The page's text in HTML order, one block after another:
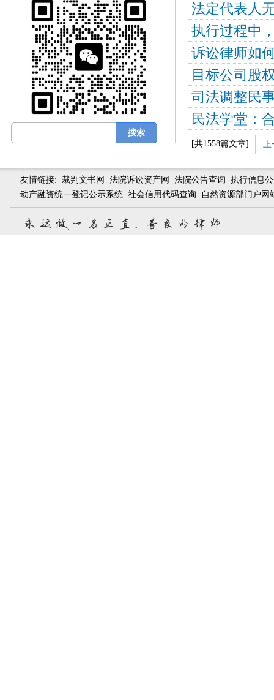
法定代表人
诉讼律师如
目标公司股
司法调整民
民法学堂：
[共1558篇文章] 上
友情链接: 裁判文书网 法院诉讼资产网 法院公告查询 执行信息
动产融资统一登记公示系统 社会信用代码查询 自然资源部门户网